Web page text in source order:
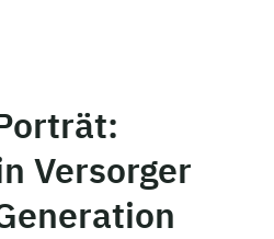
Versorger